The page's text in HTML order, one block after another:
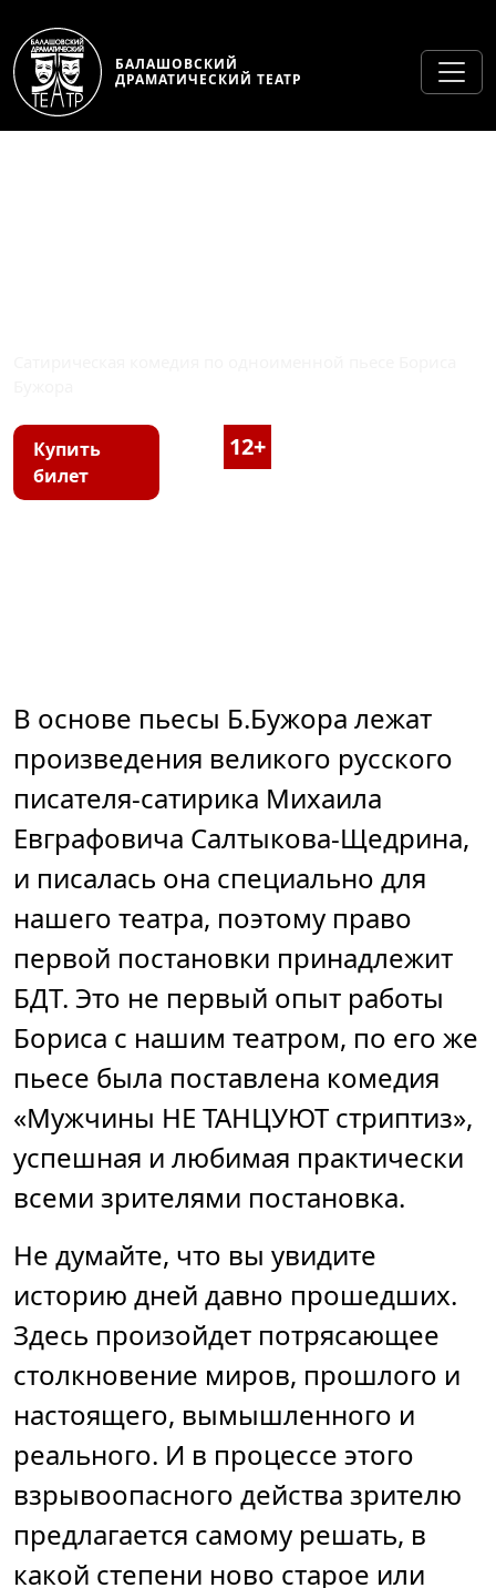
БАЛАШОВСКИЙ
ДРАМАТИЧЕСКИЙ ТЕАТР
Купить
билет
12+
В основе пьесы Б.Бужора лежат
произведения великого русского
писателя-сатирика Михаила
Евграфовича Салтыкова-Щедрина,
и писалась она специально для
нашего театра, поэтому право
первой постановки принадлежит
БДТ. Это не первый опыт работы
Бориса с нашим театром, по его же
пьесе была поставлена комедия
«Мужчины НЕ ТАНЦУЮТ стриптиз»,
успешная и любимая практически
всеми зрителями постановка.
Не думайте, что вы увидите
историю дней давно прошедших.
Здесь произойдет потрясающее
столкновение миров, прошлого и
настоящего, вымышленного и
реального. И в процессе этого
взрывоопасного действа зрителю
предлагается самому решать, в
какой степени ново старое или